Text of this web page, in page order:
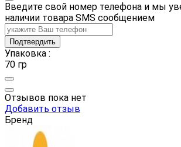
Введите свой номер телефона и мы
наличии товара SMS сообщением
Подтвердить
Упаковка :
70 гр
Отзывов пока нет
Добавить отзыв
Бренд